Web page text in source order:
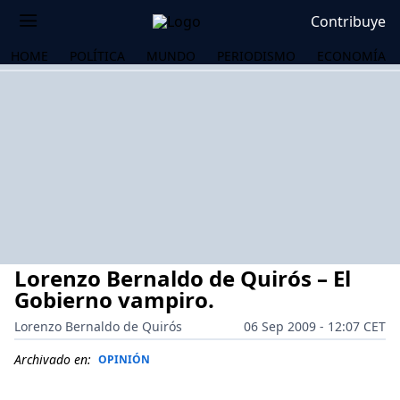
Contribuye
HOME POLÍTICA MUNDO PERIODISMO ECONOMÍA
Lorenzo Bernaldo de Quirós – El
Gobierno vampiro.
Lorenzo Bernaldo de Quirós
06 Sep 2009 - 12:07 CET
Archivado en: OPINIÓN